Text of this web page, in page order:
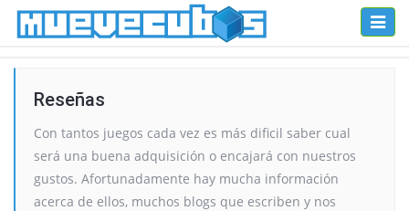
Toggle
Reseñas
Con tantos juegos cada vez es más dificil saber cual
será una buena adquisición o encajará con nuestros
gustos. Afortunadamente hay mucha información
acerca de ellos, muchos blogs que escriben y nos